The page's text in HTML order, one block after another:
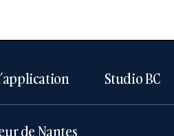
Studio BC
de Nantes